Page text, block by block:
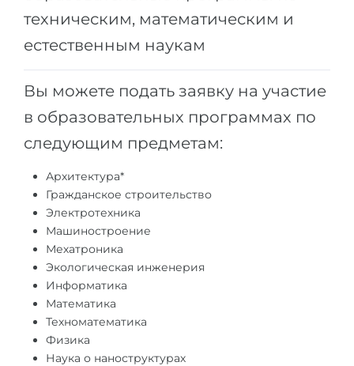
Города
Специальности
Примеры вакансий
КАРЬЕРНОЕ ОРИЕНТИРОВАНИЕ
Тест Голланда
Тест Карта Интересов
Тест RIASEC
Успехна
100%
ПОСТУПАЕМ НА...
Инженерия
Физика
Менеджмент
Другая специальность
ПОСТУПАЕМ ИЗ...
Россия
Украина
Казахстан
Азербайджан
Армения
техническим, математическим и
естественным наукам
Вы можете подать заявку на участие
в образовательных программах по
следующим предметам:
Архитектура*
Гражданское строительство
Электротехника
Машиностроение
Мехатроника
Экологическая инженерия
Информатика
Математика
Техноматематика
Физика
Наука о наноструктурах